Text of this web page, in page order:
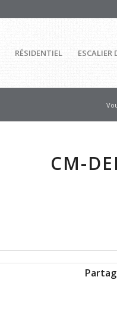
RÉSIDENTIEL ESCALIER
CM-